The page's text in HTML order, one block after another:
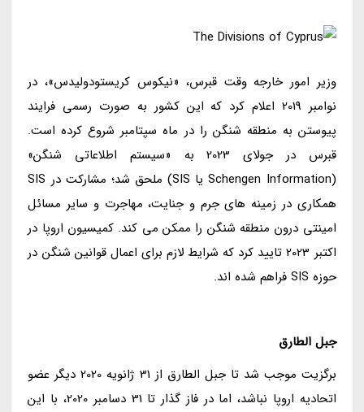
وزیر امور خارجه وقت قبرس، «نیکوس کریستودولیدس»، در
نوامبر 2019 اعلام کرد که این کشور به صورت رسمی فرایند
پیوستن به منطقه شنگن را در ماه سپتامبر شروع کرده است.
قبرس در جولای 2023 به «سیستم اطلاعاتی شنگن»
(Schengen Information یا SIS) ملحق شد؛ مشارکت در SIS
همکاری در زمینه های جرم و جنایت، مهاجرت و سایر مسائل
امینتی درون منطقه شنگن را ممکن می کند. کمیسیون اروپا در
اکتبر 2023 تایید کرد که شرایط لازم برای اعمال قوانین شنگن در
حوزه SIS فراهم شده اند.
جبل الطارق
برگزیت موجب شد تا جبل الطارق از 31 ژانویه 2020 دیگر عضو
اتحادیه اروپا نباشد، اما در فاز گذار تا 31 دسامبر 2020، با این